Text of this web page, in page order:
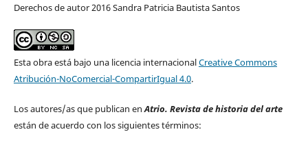
Derechos de autor 2016 Sandra Patricia Bautista Santos
Esta obra está bajo una licencia internacionalCreative Commons
Atribución-NoComercial-CompartirIgual 4.0.
Los autores/as que publican enAtrio. Revista de historia del arte
están de acuerdo con los siguientes términos: